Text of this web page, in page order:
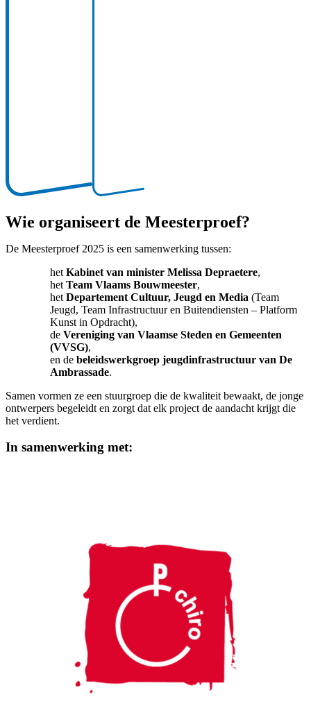
Wie organiseert de Meesterproef?
De Meesterproef 2025 is een samenwerking tussen:
het Kabinet van minister Melissa Depraetere,
het Team Vlaams Bouwmeester,
het Departement Cultuur, Jeugd en Media (Team
Jeugd, Team Infrastructuur en Buitendiensten – Platform
Kunst in Opdracht),
de Vereniging van Vlaamse Steden en Gemeenten
(VVSG),
en de beleidswerkgroep jeugdinfrastructuur van De
Ambrassade.
Samen vormen ze een stuurgroep die de kwaliteit bewaakt, de jonge
ontwerpers begeleidt en zorgt dat elk project de aandacht krijgt die
het verdient.
In samenwerking met: